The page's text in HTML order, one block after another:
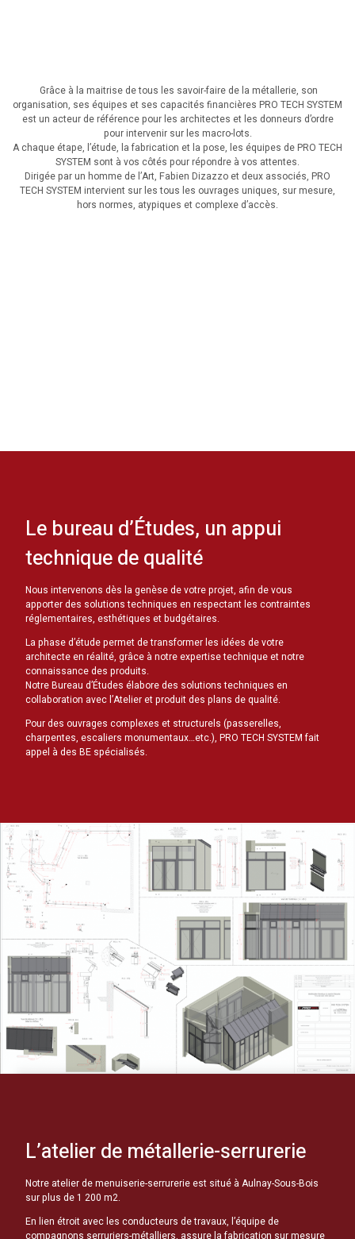
Grâce à la maitrise de tous les savoir-faire de la métallerie, son
organisation, ses équipes et ses capacités financières PRO TECH SYSTEM
est un acteur de référence pour les architectes et les donneurs d’ordre
pour intervenir sur les macro-lots.
A chaque étape, l’étude, la fabrication et la pose, les équipes de PRO TECH
SYSTEM sont à vos côtés pour répondre à vos attentes.
Dirigée par un homme de l’Art, Fabien Dizazzo et deux associés, PRO
TECH SYSTEM intervient sur les tous les ouvrages uniques, sur mesure,
hors normes, atypiques et complexe d’accès.
Le bureau d’Études, un appui
technique de qualité
Nous intervenons dès la genèse de votre projet, afin de vous
apporter des solutions techniques en respectant les contraintes
réglementaires, esthétiques et budgétaires.
La phase d’étude permet de transformer les idées de votre
architecte en réalité, grâce à notre expertise technique et notre
connaissance des produits.
Notre Bureau d’Études élabore des solutions techniques en
collaboration avec l’Atelier et produit des plans de qualité.
Pour des ouvrages complexes et structurels (passerelles,
charpentes, escaliers monumentaux…etc.), PRO TECH SYSTEM fait
appel à des BE spécialisés.
L’atelier de métallerie-serrurerie
Notre atelier de menuiserie-serrurerie est situé à Aulnay-Sous-Bois
sur plus de 1 200 m2.
En lien étroit avec les conducteurs de travaux, l’équipe de
compagnons serruriers-métalliers, assure la fabrication sur mesure